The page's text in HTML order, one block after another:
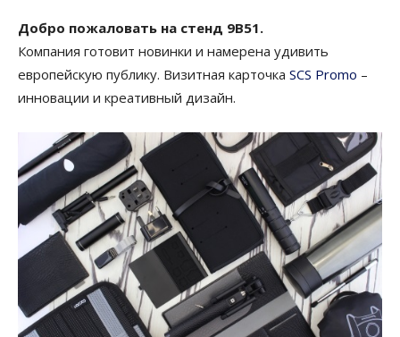
Добро пожаловать на стенд 9B51.
Компания готовит новинки и намерена удивить
европейскую публику. Визитная карточка SCS Promo –
инновации и креативный дизайн.